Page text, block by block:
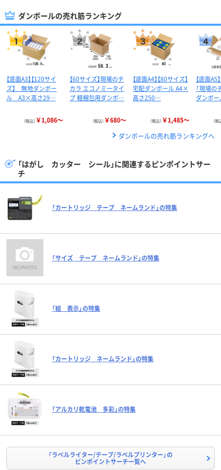
ダンボールの売れ筋ランキング
【底面A3】【120サイ
ズ】 無地ダンボー
ル A3×高さ29…
（税込） ￥1,086～
【60サイズ】現場のチ
カラ エコノミータイ
プ 軽梱包用ダンボ…
（税込） ￥680～
【底面A4】【80サイズ】
宅配ダンボール A4×
高さ250…
（税込） ￥1,485～
【底面A5
「現場の
ダンボ
（税
ダンボールの売れ筋ランキングへ
「はがし カッター シール」に関連するピンポイントサー
チ
「カートリッジ テープ ネームランド」の特集
「サイズ テープ ネームランド」の特集
「絵 表示」の特集
「カートリッジ ネームランド」の特集
「アルカリ乾電池 多彩」の特集
「ラベルライター/テープ/ラベルプリンター」の
ピンポイントサーチ一覧へ